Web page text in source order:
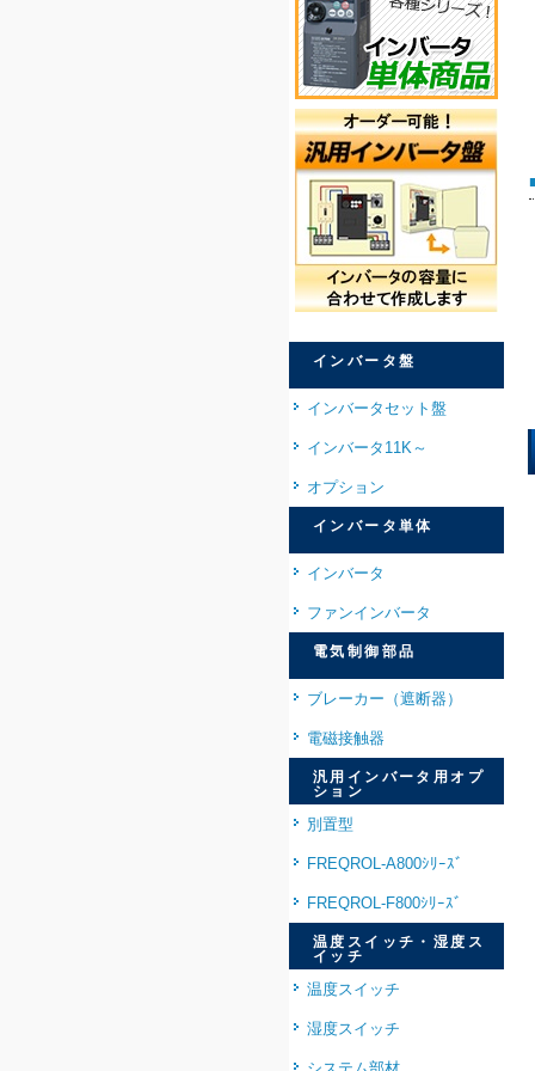
インバータ盤
インバータセット盤
インバータ11K～
オプション
インバータ単体
インバータ
ファンインバータ
電気制御部品
ブレーカー（遮断器）
電磁接触器
汎用インバータ用オプ
ション
別置型
FREQROL-A800ｼﾘｰｽﾞ
FREQROL-F800ｼﾘｰｽﾞ
温度スイッチ・湿度ス
イッチ
温度スイッチ
湿度スイッチ